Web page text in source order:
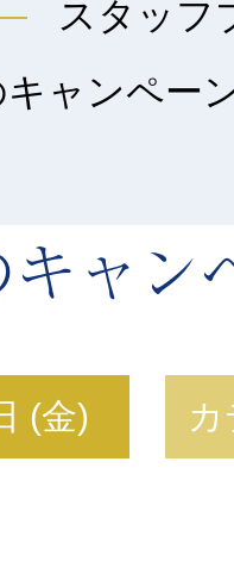
スタッフ
ャンペー
ャン
(金)